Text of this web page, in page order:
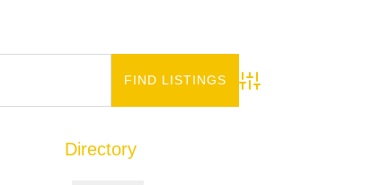
Advanced Search
Directory